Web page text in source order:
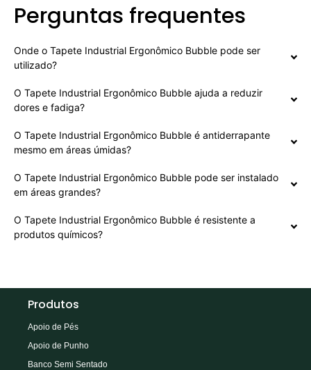
Perguntas frequentes
Onde o Tapete Industrial Ergonômico Bubble pode ser
utilizado?
O Tapete Industrial Ergonômico Bubble ajuda a reduzir
dores e fadiga?
O Tapete Industrial Ergonômico Bubble é antiderrapante
mesmo em áreas úmidas?
O Tapete Industrial Ergonômico Bubble pode ser instalado
em áreas grandes?
O Tapete Industrial Ergonômico Bubble é resistente a
produtos químicos?
Produtos
Apoio de Pés
Apoio de Punho
Banco Semi Sentado